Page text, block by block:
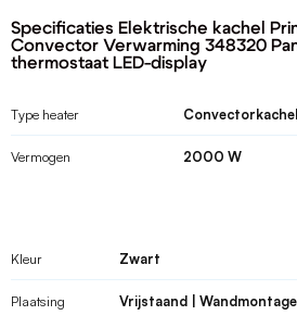
Specificaties Elektrische kachel
Convector Verwarming 348320
thermostaat LED-display
Type heater Convectorkachel
Vermogen 2000 W
Kleur Zwart
Plaatsing Vrijstaand | Wandmontage